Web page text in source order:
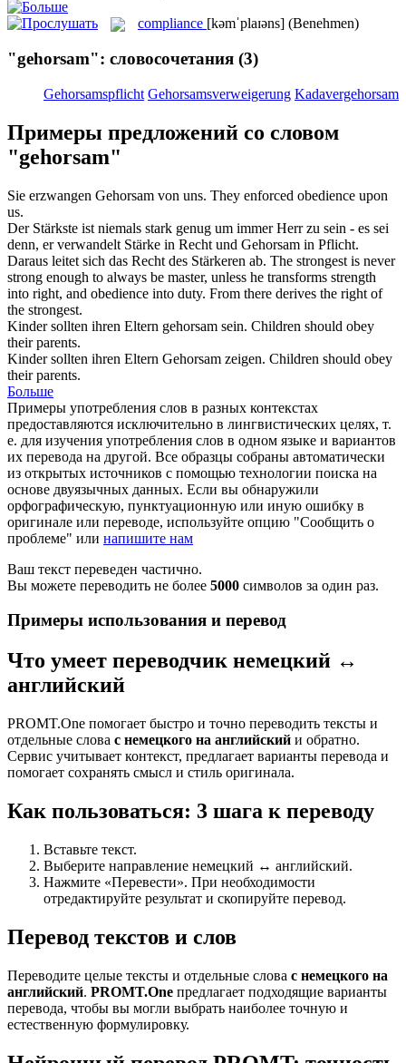
compliance [kəmˈplaɪəns] (Benehmen)
"gehorsam": словосочетания (3)
Gehorsamspflicht Gehorsamsverweigerung Kadavergehorsam
Примеры предложений со словом
"gehorsam"
Sie erzwangen Gehorsam von uns. They enforced obedience upon
us.
Der Stärkste ist niemals stark genug um immer Herr zu sein - es sei
denn, er verwandelt Stärke in Recht und Gehorsam in Pflicht.
Daraus leitet sich das Recht des Stärkeren ab. The strongest is never
strong enough to always be master, unless he transforms strength
into right, and obedience into duty. From there derives the right of
the strongest.
Kinder sollten ihren Eltern gehorsam sein. Children should obey
their parents.
Kinder sollten ihren Eltern Gehorsam zeigen. Children should obey
their parents.
Больше
Примеры употребления слов в разных контекстах
предоставляются исключительно в лингвистических целях, т.
е. для изучения употребления слов в одном языке и вариантов
их перевода на другой. Все образцы собраны автоматически
из открытых источников с помощью технологии поиска на
основе двуязычных данных. Если вы обнаружили
орфографическую, пунктуационную или иную ошибку в
оригинале или переводе, используйте опцию "Сообщить о
проблеме" или напишите нам
Ваш текст переведен частично.
Вы можете переводить не более 5000 символов за один раз.
Примеры использования и перевод
Что умеет переводчик немецкий ↔
английский
PROMT.One помогает быстро и точно переводить тексты и
отдельные слова с немецкого на английский и обратно.
Сервис учитывает контекст, предлагает варианты перевода и
помогает сохранять смысл и стиль оригинала.
Как пользоваться: 3 шага к переводу
Вставьте текст.
Выберите направление немецкий ↔ английский.
Нажмите «Перевести». При необходимости
отредактируйте результат и скопируйте перевод.
Перевод текстов и слов
Переводите целые тексты и отдельные слова с немецкого на
английский. PROMT.One предлагает подходящие варианты
перевода, чтобы вы могли выбрать наиболее точную и
естественную формулировку.